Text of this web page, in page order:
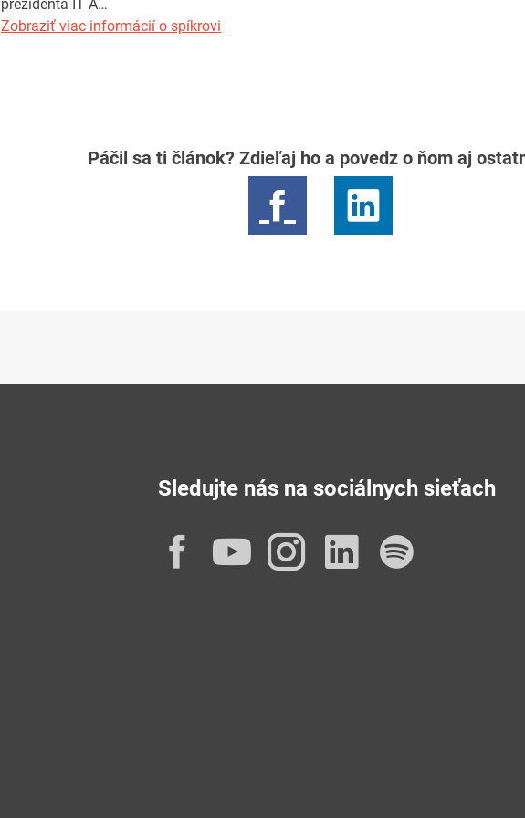
prezidenta IT A…
Zobraziť viac informácií o spíkrovi
Páčil sa ti článok? Zdieľaj ho a povedz o ňom aj
Sledujte nás na sociálnych sieťach
Facebook
YouTube
Instagram
LinkedIn